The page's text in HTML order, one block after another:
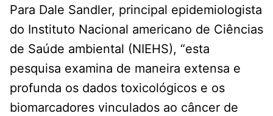
Para Dale Sandler, principal epidemiologista
do Instituto Nacional americano de Ciências
de Saúde ambiental (NIEHS), “esta
pesquisa examina de maneira extensa e
profunda os dados toxicológicos e os
biomarcadores vinculados ao câncer de